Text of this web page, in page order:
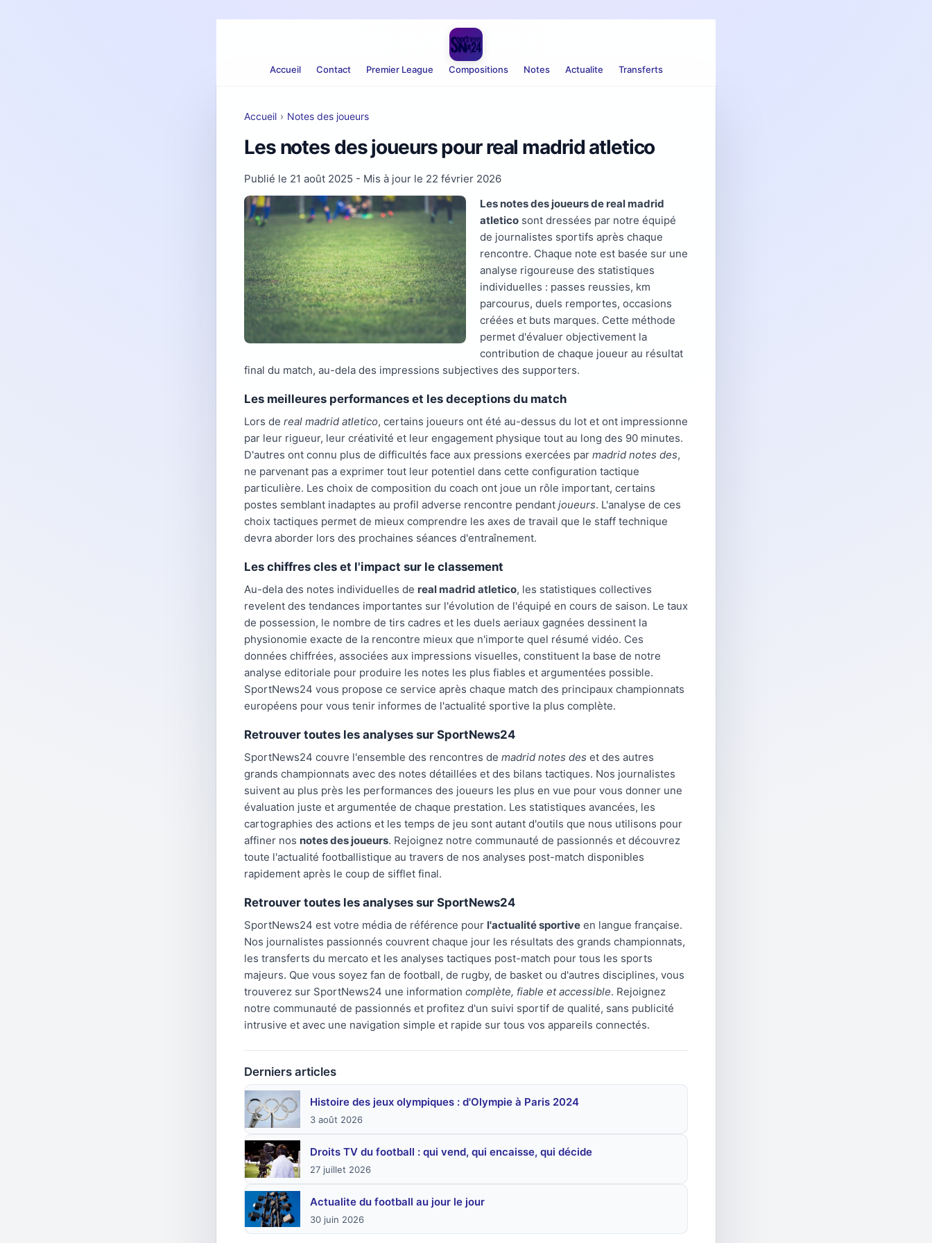
Accueil Contact Premier League Compositions Notes Actualite Transferts
Accueil › Notes des joueurs
Les notes des joueurs pour real madrid atletico
Publié le 21 août 2025 - Mis à jour le 22 février 2026
Les notes des joueurs de real madrid
atletico sont dressées par notre équipé
de journalistes sportifs après chaque
rencontre. Chaque note est basée sur une
analyse rigoureuse des statistiques
individuelles : passes reussies, km
parcourus, duels remportes, occasions
créées et buts marques. Cette méthode
permet d'évaluer objectivement la
contribution de chaque joueur au résultat
final du match, au-dela des impressions subjectives des supporters.
Les meilleures performances et les deceptions du match
Lors de real madrid atletico, certains joueurs ont été au-dessus du lot et ont impressionne
par leur rigueur, leur créativité et leur engagement physique tout au long des 90 minutes.
D'autres ont connu plus de difficultés face aux pressions exercées par madrid notes des,
ne parvenant pas a exprimer tout leur potentiel dans cette configuration tactique
particulière. Les choix de composition du coach ont joue un rôle important, certains
postes semblant inadaptes au profil adverse rencontre pendant joueurs. L'analyse de ces
choix tactiques permet de mieux comprendre les axes de travail que le staff technique
devra aborder lors des prochaines séances d'entraînement.
Les chiffres cles et l'impact sur le classement
Au-dela des notes individuelles de real madrid atletico, les statistiques collectives
revelent des tendances importantes sur l'évolution de l'équipé en cours de saison. Le taux
de possession, le nombre de tirs cadres et les duels aeriaux gagnées dessinent la
physionomie exacte de la rencontre mieux que n'importe quel résumé vidéo. Ces
données chiffrées, associées aux impressions visuelles, constituent la base de notre
analyse editoriale pour produire les notes les plus fiables et argumentées possible.
SportNews24 vous propose ce service après chaque match des principaux championnats
européens pour vous tenir informes de l'actualité sportive la plus complète.
Retrouver toutes les analyses sur SportNews24
SportNews24 couvre l'ensemble des rencontres de madrid notes des et des autres
grands championnats avec des notes détaillées et des bilans tactiques. Nos journalistes
suivent au plus près les performances des joueurs les plus en vue pour vous donner une
évaluation juste et argumentée de chaque prestation. Les statistiques avancées, les
cartographies des actions et les temps de jeu sont autant d'outils que nous utilisons pour
affiner nos notes des joueurs. Rejoignez notre communauté de passionnés et découvrez
toute l'actualité footballistique au travers de nos analyses post-match disponibles
rapidement après le coup de sifflet final.
Retrouver toutes les analyses sur SportNews24
SportNews24 est votre média de référence pour l'actualité sportive en langue française.
Nos journalistes passionnés couvrent chaque jour les résultats des grands championnats,
les transferts du mercato et les analyses tactiques post-match pour tous les sports
majeurs. Que vous soyez fan de football, de rugby, de basket ou d'autres disciplines, vous
trouverez sur SportNews24 une information complète, fiable et accessible. Rejoignez
notre communauté de passionnés et profitez d'un suivi sportif de qualité, sans publicité
intrusive et avec une navigation simple et rapide sur tous vos appareils connectés.
Derniers articles
Histoire des jeux olympiques : d'Olympie à Paris 2024
3 août 2026
Droits TV du football : qui vend, qui encaisse, qui décide
27 juillet 2026
Actualite du football au jour le jour
30 juin 2026